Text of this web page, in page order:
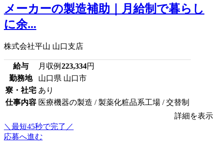
メーカーの製造補助｜月給制で暮らし
に余...
株式会社平山 山口支店
給与 月収例 223,334円
勤務地
山口県 山口市
寮・社宅 あり
仕事内容 医療機器の製造 / 製薬化粧品系工場 / 交替制
詳細を表示
＼最短45秒で完了／
応募へ進む